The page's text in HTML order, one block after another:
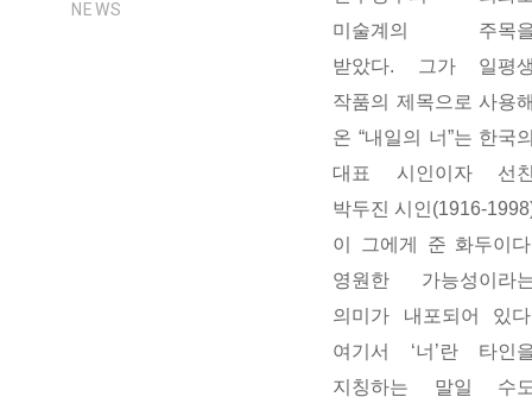
NEWS
미술계의
주목
받았다. 그가
일평
작품의 제목으로 사용
온 “내일의 너”는 한국
대표
시인이자
선
박두진 시인 (1916-
이
그에게 준 화두이다
영원한
가능성이라
의미가
내포되어 있다
여기서
‘너 ’란
타인
지칭하는
말일
수